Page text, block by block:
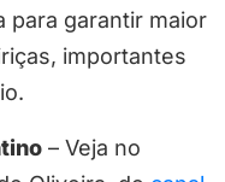
para garantir maior
importantes
– Veja no